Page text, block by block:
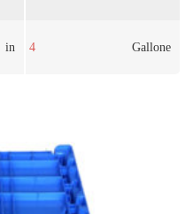
in 4 Gallone